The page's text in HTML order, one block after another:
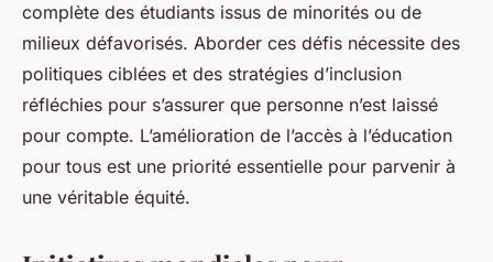
complète des étudiants issus de minorités ou de
milieux défavorisés. Aborder ces défis nécessite des
politiques ciblées et des stratégies d’inclusion
réfléchies pour s’assurer que personne n’est laissé
pour compte. L’amélioration de l’accès à l’éducation
pour tous est une priorité essentielle pour parvenir à
une véritable équité.